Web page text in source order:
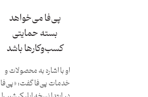
پی‌فا می‌خواهد
بسته حمایتی
کسب‌وکارها باشد
او با اشاره به محصولات و
خدمات پی‌فا گفت: «پی‌فا